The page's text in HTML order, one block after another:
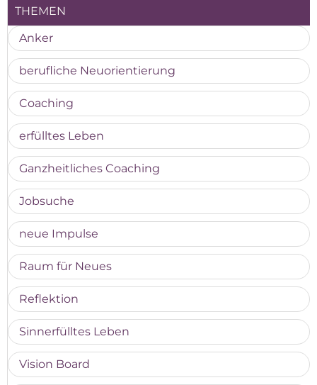
THEMEN
Anker
berufliche Neuorientierung
Coaching
erfülltes Leben
Ganzheitliches Coaching
Jobsuche
neue Impulse
Raum für Neues
Reflektion
Sinnerfülltes Leben
Vision Board